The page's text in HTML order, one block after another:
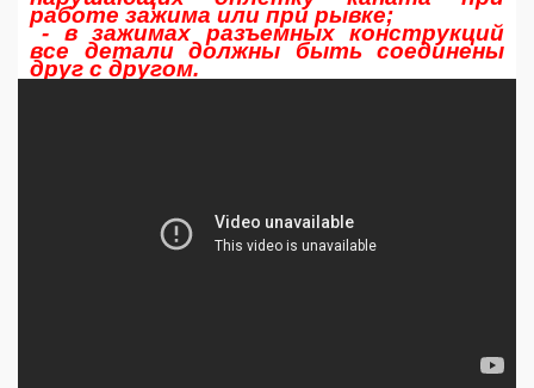
работе зажима или при рывке;
- в зажимах разъемных конструкций
все детали должны быть соединены
друг с другом.